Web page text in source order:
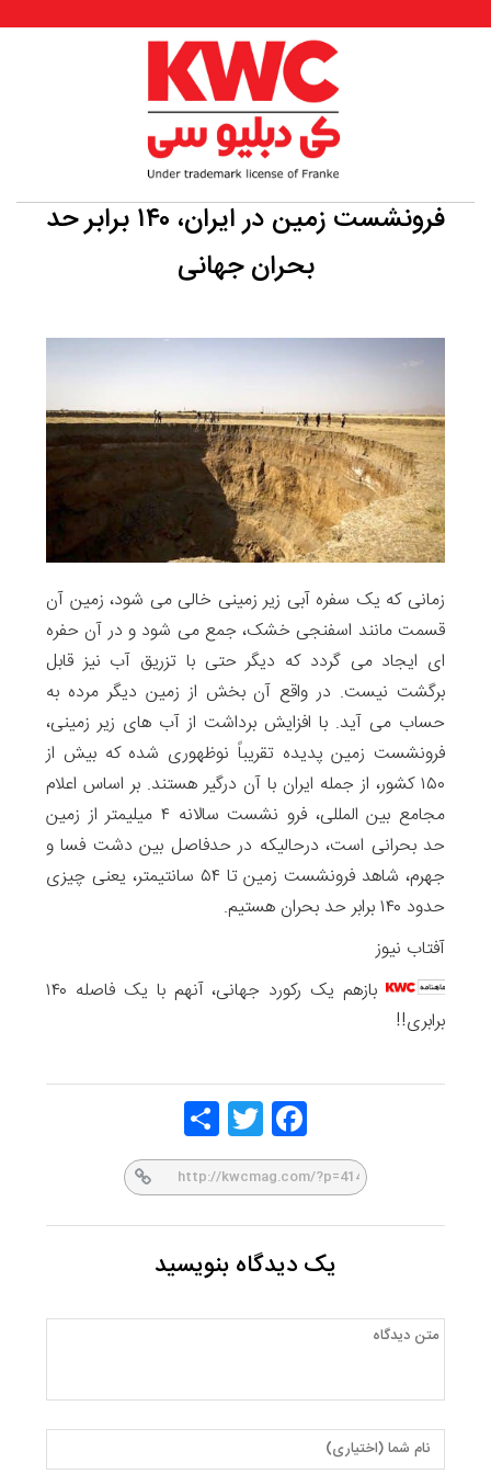
فرونشست زمین در ایران، ۱۴۰ برابر حد
بحران جهانی
زمانی که یک سفره آبی زیر زمینی خالی می شود، زمین آن
قسمت مانند اسفنجی خشک، جمع می شود و در آن حفره
ای ایجاد می گردد که دیگر حتی با تزریق آب نیز قابل
برگشت نیست. در واقع آن بخش از زمین دیگر مرده به
حساب می آید. با افزایش برداشت از آب های زیر زمینی،
فرونشست زمین پدیده تقریباً نوظهوری شده که بیش از
۱۵۰ کشور، از جمله ایران با آن درگیر هستند. بر اساس اعلام
مجامع بین المللی، فرو نشست سالانه ۴ میلیمتر از زمین
حد بحرانی است، درحالیکه در حدفاصل بین دشت فسا و
جهرم، شاهد فرونشست زمین تا ۵۴ سانتیمتر، یعنی چیزی
حدود ۱۴۰ برابر حد بحران هستیم.
آفتاب نیوز
بازهم یک رکورد جهانی، آنهم با یک فاصله ۱۴۰
برابری!!
Face
Twitt
یک دیدگاه بنویسید